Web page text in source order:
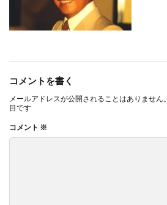
コメントを書く
メールアドレスが公開されることはありません。
目です
コメント ※